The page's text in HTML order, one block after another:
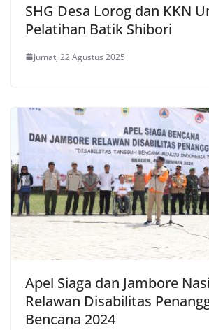
SHG Desa Lorog dan KKN
Pelatihan Batik Shibori
Jumat, 22 Agustus 2025
Apel Siaga dan Jambore
Relawan Disabilitas
Bencana 2024